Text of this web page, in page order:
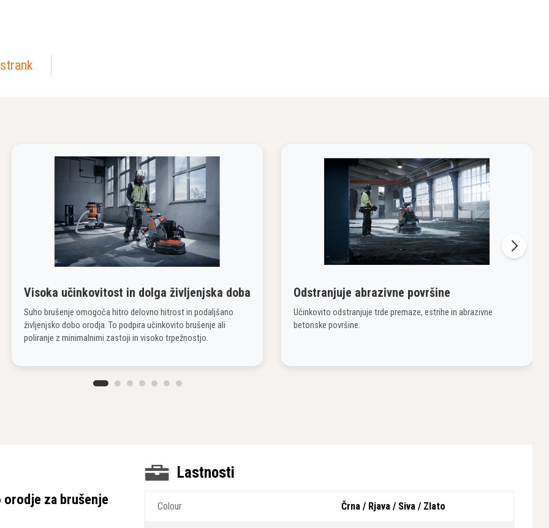
Visoka učinkovitost in dolga življenjska doba
Suho brušenje omogoča hitro delovno hitrost in podaljšano
življenjsko dobo orodja. To podpira učinkovito brušenje ali
poliranje z minimalnimi zastoji in visoko trpežnostjo.
Odstranjuje abrazivne površine
Učinkovito odstranjuje trde premaze, estrihe in abrazivne
betonske površine.
orodje za brušenje
Lastnosti
Colour Črna / Rjava / Siva / Zlato